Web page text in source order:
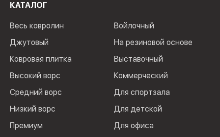
КАТАЛОГ
Весь ковролин
Джутовый
Ковровая плитка
Высокий ворс
Средний ворс
Низкий ворс
Премиум
Войлочный
На резиновой основе
Выставочный
Коммерческий
Для спортзала
Для детской
Для офиса